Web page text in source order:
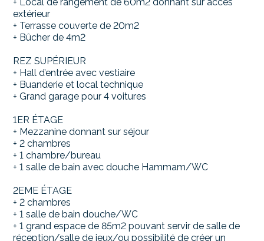
+ Local de rangement de 60m2 donnant sur accès
extérieur
+ Terrasse couverte de 20m2
+ Bûcher de 4m2
REZ SUPÉRIEUR
+ Hall d’entrée avec vestiaire
+ Buanderie et local technique
+ Grand garage pour 4 voitures
1ER ÉTAGE
+ Mezzanine donnant sur séjour
+ 2 chambres
+ 1 chambre/bureau
+ 1 salle de bain avec douche Hammam/WC
2EME ÉTAGE
+ 2 chambres
+ 1 salle de bain douche/WC
+ 1 grand espace de 85m2 pouvant servir de salle de
réception/salle de jeux/ou possibilité de créer un